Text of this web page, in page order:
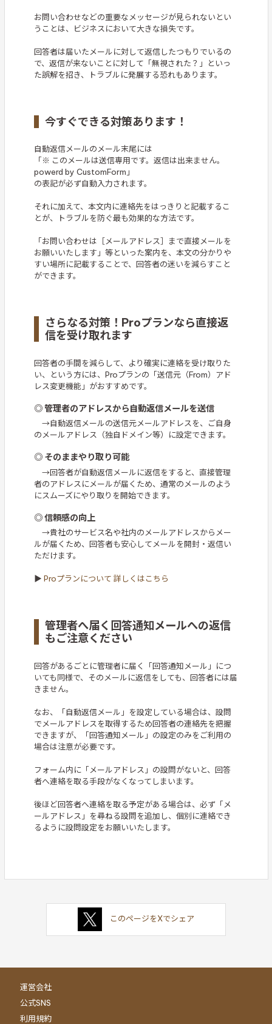
お問い合わせなどの重要なメッセージが見られないとい
うことは、ビジネスにおいて大きな損失です。
回答者は届いたメールに対して返信したつもりでいるの
で、返信が来ないことに対して「無視された？」といっ
た誤解を招き、トラブルに発展する恐れもあります。
今すぐできる対策あります！
自動返信メールのメール末尾には
「※ このメールは送信専用です。返信は出来ません。
powerd by CustomForm」
の表記が必ず自動入力されます。
それに加えて、本文内に連絡先をはっきりと記載するこ
とが、トラブルを防ぐ最も効果的な方法です。
「お問い合わせは［メールアドレス］まで直接メールを
お願いいたします」等といった案内を、本文の分かりや
すい場所に記載することで、回答者の迷いを減らすこと
ができます。
さらなる対策！Proプランなら直接返
信を受け取れます
回答者の手間を減らして、より確実に連絡を受け取りた
い、という方には、Proプランの「送信元（From）アド
レス変更機能」がおすすめです。
◎ 管理者のアドレスから自動返信メールを送信
→自動返信メールの送信元メールアドレスを、ご自身
のメールアドレス（独自ドメイン等）に設定できます。
◎ そのままやり取り可能
→回答者が自動返信メールに返信をすると、直接管理
者のアドレスにメールが届くため、通常のメールのよう
にスムーズにやり取りを開始できます。
◎ 信頼感の向上
→貴社のサービス名や社内のメールアドレスからメー
ルが届くため、回答者も安心してメールを開封・返信い
ただけます。
▶Proプランについて 詳しくはこちら
管理者へ届く回答通知メールへの返信
もご注意ください
回答があるごとに管理者に届く「回答通知メール」につ
いても同様で、そのメールに返信をしても、回答者には届
きません。
なお、「自動返信メール」を設定している場合は、設問
でメールアドレスを取得するため回答者の連絡先を把握
できますが、「回答通知メール」の設定のみをご利用の
場合は注意が必要です。
フォーム内に「メールアドレス」の設問がないと、回答
者へ連絡を取る手段がなくなってしまいます。
後ほど回答者へ連絡を取る予定がある場合は、必ず「メ
ールアドレス」を尋ねる設問を追加し、個別に連絡でき
るように設問設定をお願いいたします。
このページをXでシェア
運営会社
公式SNS
利用規約